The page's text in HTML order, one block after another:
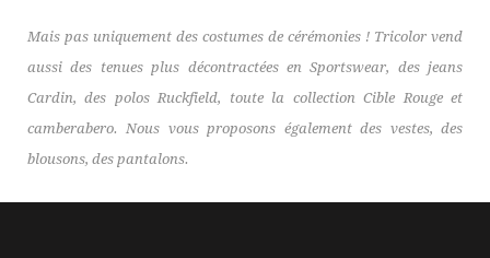
Mais pas uniquement des costumes de cérémonies ! Tricolor vend
aussi des tenues plus décontractées en Sportswear, des jeans
Cardin, des polos Ruckfield, toute la collection Cible Rouge et
camberabero. Nous vous proposons également des vestes, des
blousons, des pantalons.